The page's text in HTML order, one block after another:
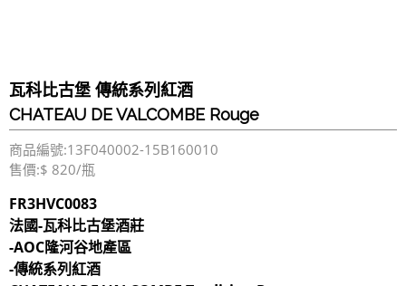
瓦科比古堡 傳統系列紅酒
CHATEAU DE VALCOMBE Rouge
商品編號:13F040002-15B160010
售價:$ 820/瓶
FR3HVC0083
法國-瓦科比古堡酒莊
-AOC隆河谷地產區
-傳統系列紅酒